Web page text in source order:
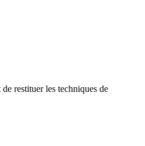
restituer les techniques de